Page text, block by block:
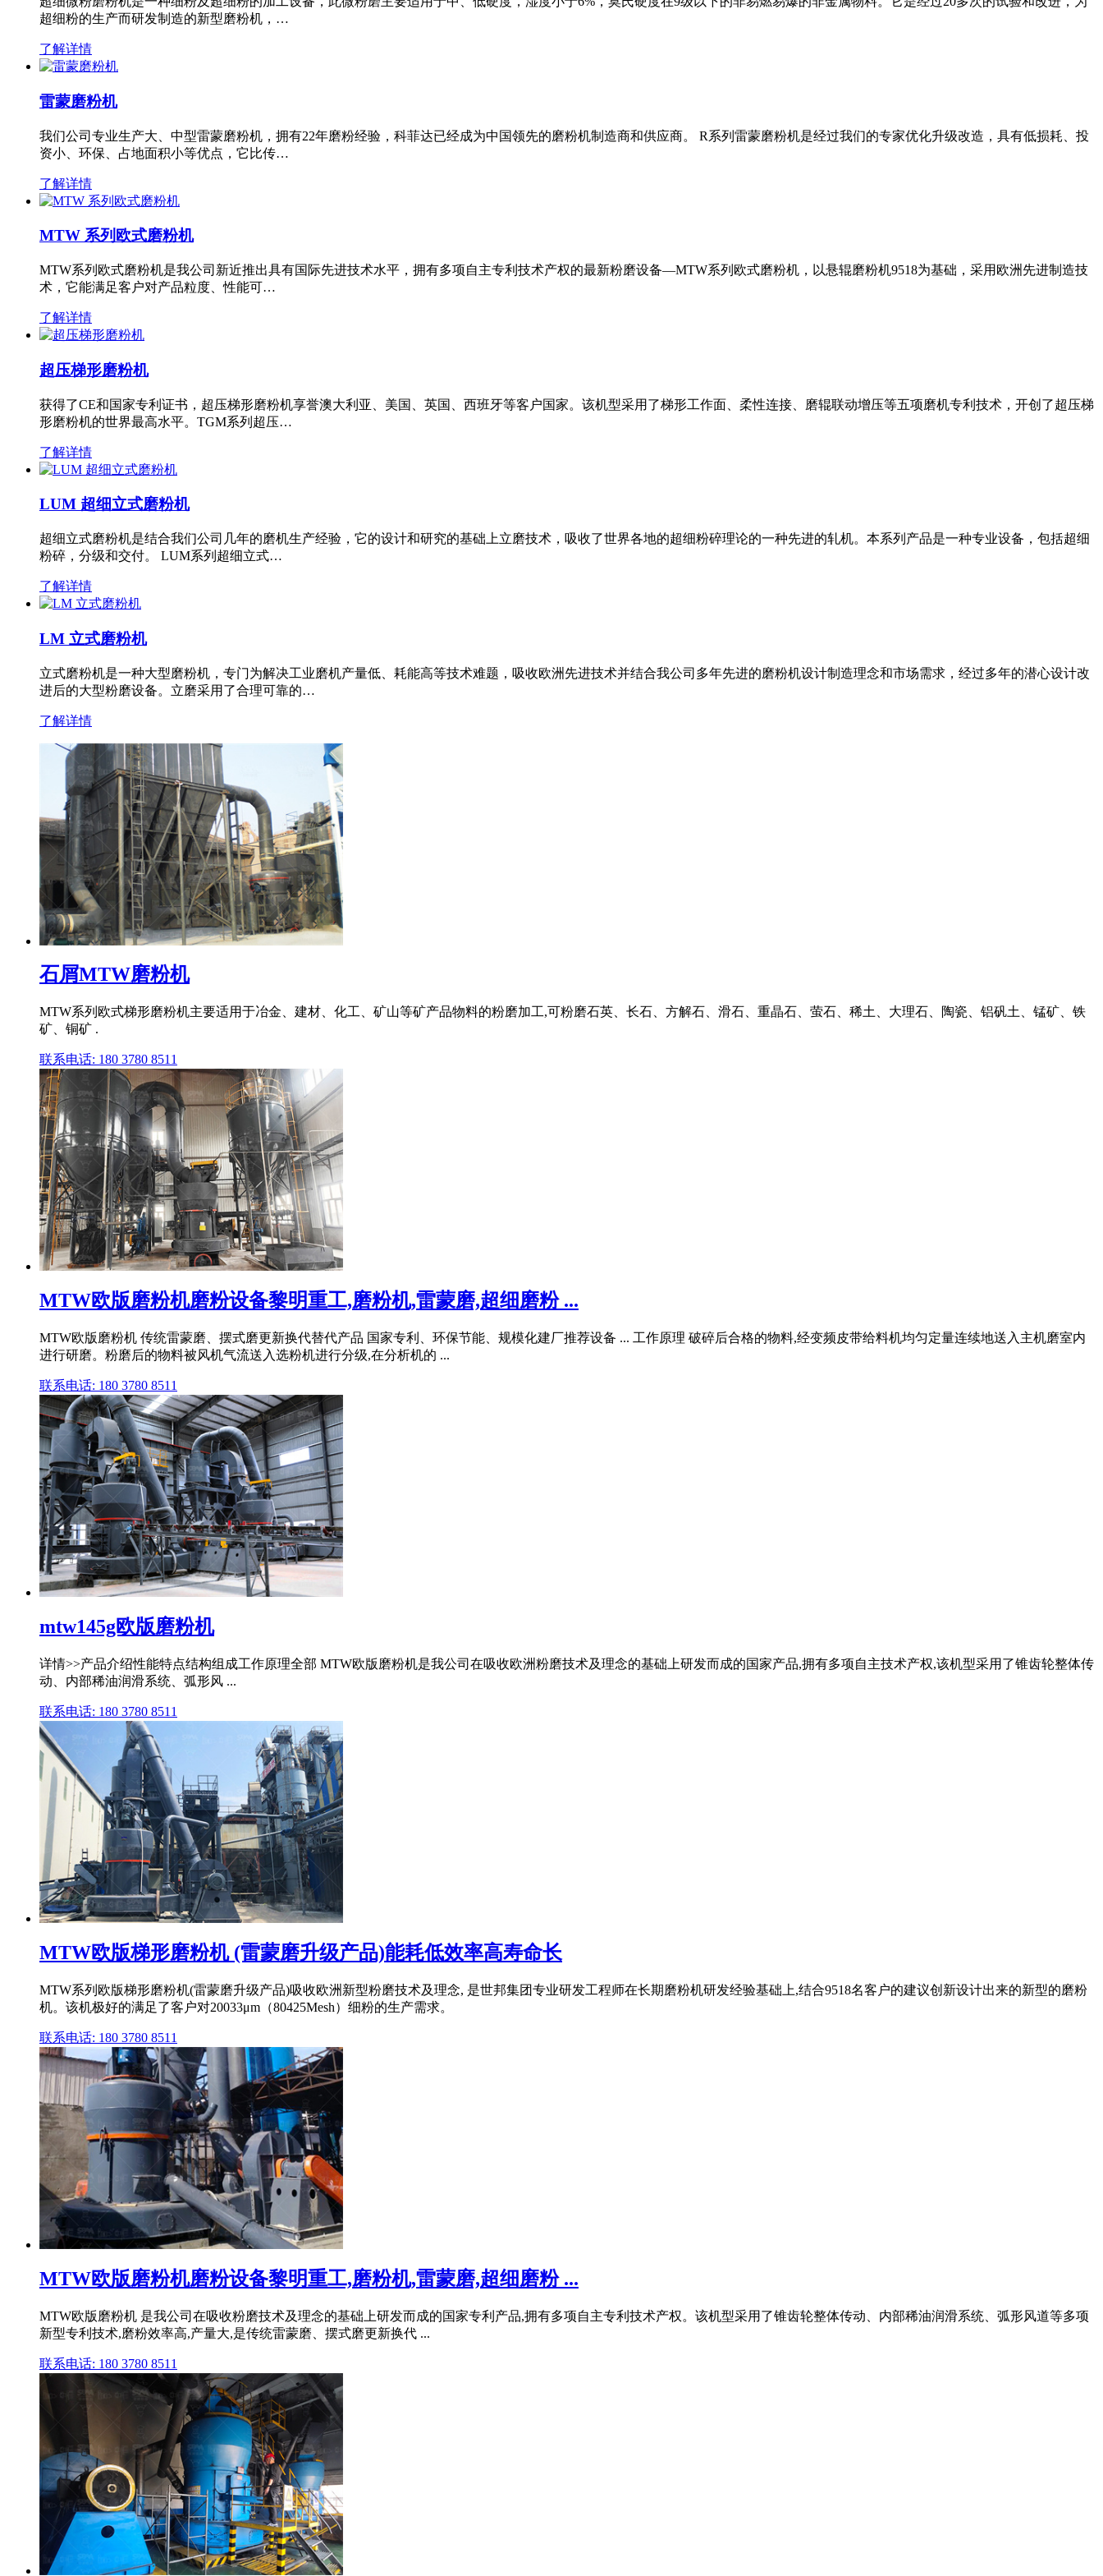
超细粉的生产而研发制造的新型磨粉机，…
了解详情
雷蒙磨粉机
我们公司专业生产大、中型雷蒙磨粉机，拥有22年磨粉经验，科菲达已经成为中国领先的磨粉机制造商和供应商。 R系列雷蒙磨粉机是经过我们的专家优化升级改造，具有低损耗、投
资小、环保、占地面积小等优点，它比传…
了解详情
MTW 系列欧式磨粉机
MTW系列欧式磨粉机是我公司新近推出具有国际先进技术水平，拥有多项自主专利技术产权的最新粉磨设备—MTW系列欧式磨粉机，以悬辊磨粉机9518为基础，采用欧洲先进制造技
术，它能满足客户对产品粒度、性能可…
了解详情
超压梯形磨粉机
获得了CE和国家专利证书，超压梯形磨粉机享誉澳大利亚、美国、英国、西班牙等客户国家。该机型采用了梯形工作面、柔性连接、磨辊联动增压等五项磨机专利技术，开创了超压梯
形磨粉机的世界最高水平。TGM系列超压…
了解详情
LUM 超细立式磨粉机
超细立式磨粉机是结合我们公司几年的磨机生产经验，它的设计和研究的基础上立磨技术，吸收了世界各地的超细粉碎理论的一种先进的轧机。本系列产品是一种专业设备，包括超细
粉碎，分级和交付。 LUM系列超细立式…
了解详情
LM 立式磨粉机
立式磨粉机是一种大型磨粉机，专门为解决工业磨机产量低、耗能高等技术难题，吸收欧洲先进技术并结合我公司多年先进的磨粉机设计制造理念和市场需求，经过多年的潜心设计改
进后的大型粉磨设备。立磨采用了合理可靠的…
了解详情
石屑MTW磨粉机
MTW系列欧式梯形磨粉机主要适用于冶金、建材、化工、矿山等矿产品物料的粉磨加工,可粉磨石英、长石、方解石、滑石、重晶石、萤石、稀土、大理石、陶瓷、铝矾土、锰矿、铁
矿、铜矿 .
联系电话: 180 3780 8511
MTW欧版磨粉机磨粉设备黎明重工,磨粉机,雷蒙磨,超细磨粉 ...
MTW欧版磨粉机 传统雷蒙磨、摆式磨更新换代替代产品 国家专利、环保节能、规模化建厂推荐设备 ... 工作原理 破碎后合格的物料,经变频皮带给料机均匀定量连续地送入主机磨室内
进行研磨。粉磨后的物料被风机气流送入选粉机进行分级,在分析机的 ...
联系电话: 180 3780 8511
mtw145g欧版磨粉机
详情>>产品介绍性能特点结构组成工作原理全部 MTW欧版磨粉机是我公司在吸收欧洲粉磨技术及理念的基础上研发而成的国家产品,拥有多项自主技术产权,该机型采用了锥齿轮整体传
动、内部稀油润滑系统、弧形风 ...
联系电话: 180 3780 8511
MTW欧版梯形磨粉机 (雷蒙磨升级产品)能耗低效率高寿命长
MTW系列欧版梯形磨粉机(雷蒙磨升级产品)吸收欧洲新型粉磨技术及理念, 是世邦集团专业研发工程师在长期磨粉机研发经验基础上,结合9518名客户的建议创新设计出来的新型的磨粉
机。该机极好的满足了客户对20033μm（80425Mesh）细粉的生产需求。
联系电话: 180 3780 8511
MTW欧版磨粉机磨粉设备黎明重工,磨粉机,雷蒙磨,超细磨粉 ...
MTW欧版磨粉机 是我公司在吸收粉磨技术及理念的基础上研发而成的国家专利产品,拥有多项自主专利技术产权。该机型采用了锥齿轮整体传动、内部稀油润滑系统、弧形风道等多项
新型专利技术,磨粉效率高,产量大,是传统雷蒙磨、摆式磨更新换代 ...
联系电话: 180 3780 8511